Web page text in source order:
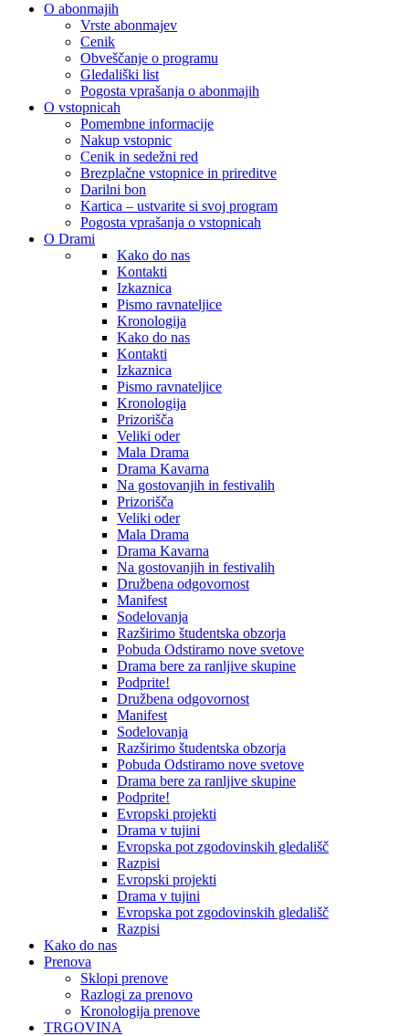
O abonmajih
Vrste abonmajev
Cenik
Obveščanje o programu
Gledališki list
Pogosta vprašanja o abonmajih
O vstopnicah
Pomembne informacije
Nakup vstopnic
Cenik in sedežni red
Brezplačne vstopnice in prireditve
Darilni bon
Kartica – ustvarite si svoj program
Pogosta vprašanja o vstopnicah
O Drami
Kako do nas
Kontakti
Izkaznica
Pismo ravnateljice
Kronologija
Kako do nas
Kontakti
Izkaznica
Pismo ravnateljice
Kronologija
Prizorišča
Veliki oder
Mala Drama
Drama Kavarna
Na gostovanjih in festivalih
Prizorišča
Veliki oder
Mala Drama
Drama Kavarna
Na gostovanjih in festivalih
Družbena odgovornost
Manifest
Sodelovanja
Razširimo študentska obzorja
Pobuda Odstiramo nove svetove
Drama bere za ranljive skupine
Podprite!
Družbena odgovornost
Manifest
Sodelovanja
Razširimo študentska obzorja
Pobuda Odstiramo nove svetove
Drama bere za ranljive skupine
Podprite!
Evropski projekti
Drama v tujini
Evropska pot zgodovinskih gledališč
Razpisi
Evropski projekti
Drama v tujini
Evropska pot zgodovinskih gledališč
Razpisi
Kako do nas
Prenova
Sklopi prenove
Razlogi za prenovo
Kronologija prenove
TRGOVINA